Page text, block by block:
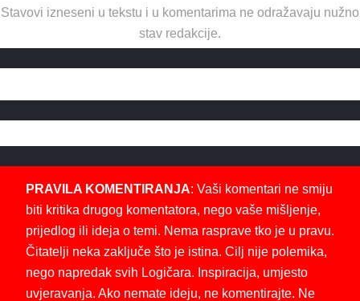
Stavovi izneseni u tekstu i u komentarima ne odražavaju nužno
stav redakcije.
PRAVILA KOMENTIRANJA: Vaši komentari ne smiju
biti kritika drugog komentatora, nego vaše mišljenje,
prijedlog ili ideja o temi. Nema rasprave tko je u pravu.
Čitatelji neka zaključe što je istina. Cilj nije polemika,
nego napredak svih Logičara. Inspiracija, umjesto
uvjeravanja. Ako nemate ideju, ne komentirajte. Ne